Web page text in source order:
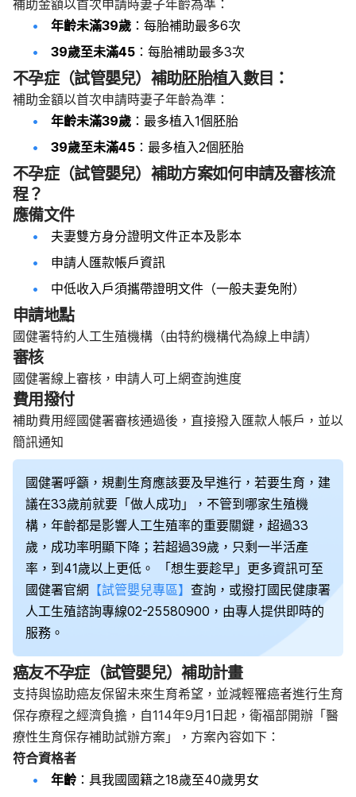
補助金額以首次申請時妻子年齡為準：
年齡未滿39歲 ：每胎補助最多6次
39歲至未滿45 ：每胎補助最多3次
不孕症（試管嬰兒）補助胚胎植入數目：
補助金額以首次申請時妻子年齡為準：
年齡未滿39歲 ：最多植入1個胚胎
39歲至未滿45 ：最多植入2個胚胎
不孕症（試管嬰兒）補助方案如何申請及審核流
程？
應備文件
夫妻雙方身分證明文件正本及影本
申請人匯款帳戶資訊
中低收入戶須攜帶證明文件（一般夫妻免附）
申請地點
國健署特約人工生殖機構（由特約機構代為線上申請）
審核
國健署線上審核，申請人可上網查詢進度
費用撥付
補助費用經國健署審核通過後，直接撥入匯款人帳戶，並以
簡訊通知
國健署呼籲，規劃生育應該要及早進行，若要生育，建
議在33歲前就要「做人成功」，不管到哪家生殖機
構，年齡都是影響人工生殖率的重要關鍵，超過33
歲，成功率明顯下降；若超過39歲，只剩一半活產
率，到41歲以上更低。
「想生要趁早」更多資訊可至
國健署官網 【試管嬰兒專區】 查詢，或撥打國民健康署
人工生殖諮詢專線02-25580900，由專人提供即時的
服務。
癌友不孕症（試管嬰兒）補助計畫
支持與協助癌友保留未來生育希望，並減輕罹癌者進行生育
保存療程之經濟負擔，自114年9月1日起，衛福部開辦「醫
療性生育保存補助試辦方案」，方案內容如下：
符合資格者
年齡 ：具我國國籍之18歲至40歲男女